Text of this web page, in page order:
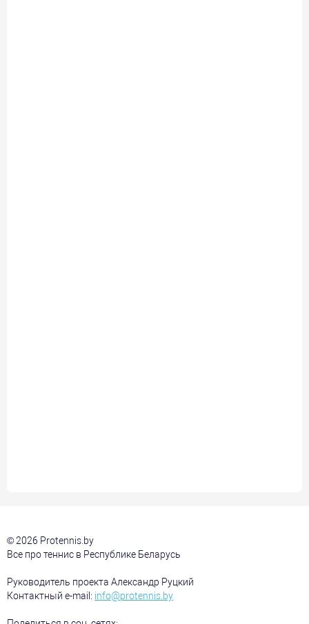
© 2026 Protennis.by
Все про теннис в Республике Беларусь
Руководитель проекта Александр Руцкий
Контактный e-mail: info@protennis.by